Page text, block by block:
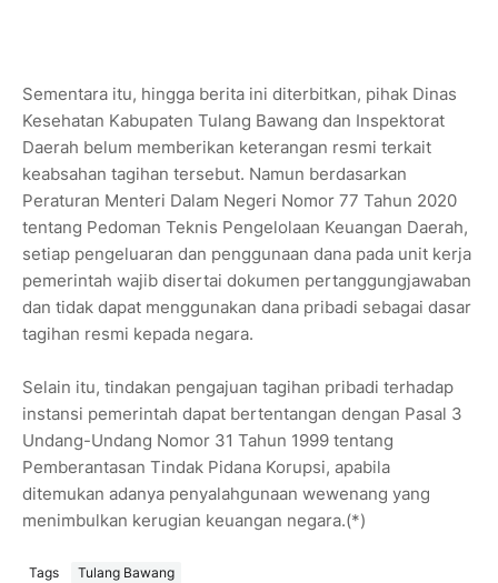
Sementara itu, hingga berita ini diterbitkan, pihak Dinas
Kesehatan Kabupaten Tulang Bawang dan Inspektorat
Daerah belum memberikan keterangan resmi terkait
keabsahan tagihan tersebut. Namun berdasarkan
Peraturan Menteri Dalam Negeri Nomor 77 Tahun 2020
tentang Pedoman Teknis Pengelolaan Keuangan Daerah,
setiap pengeluaran dan penggunaan dana pada unit kerja
pemerintah wajib disertai dokumen pertanggungjawaban
dan tidak dapat menggunakan dana pribadi sebagai dasar
tagihan resmi kepada negara.
Selain itu, tindakan pengajuan tagihan pribadi terhadap
instansi pemerintah dapat bertentangan dengan Pasal 3
Undang-Undang Nomor 31 Tahun 1999 tentang
Pemberantasan Tindak Pidana Korupsi, apabila
ditemukan adanya penyalahgunaan wewenang yang
menimbulkan kerugian keuangan negara.(*)
Tags Tulang Bawang